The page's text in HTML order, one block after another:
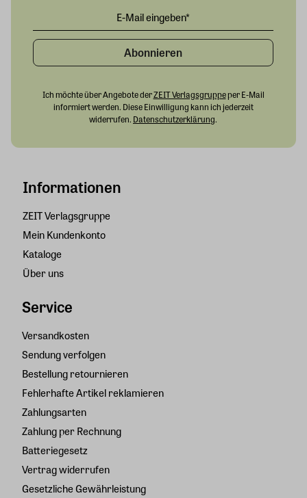
Informationen
ZEIT Verlagsgruppe
Mein Kundenkonto
Kataloge
Über uns
Service
Versandkosten
Sendung verfolgen
Bestellung retournieren
Fehlerhafte Artikel reklamieren
Zahlungsarten
Zahlung per Rechnung
Batteriegesetz
Vertrag widerrufen
Gesetzliche Gewährleistung
Abonnieren
Ich möchte über Angebote derZEIT Verlagsgruppeper E-Mail
informiert werden. Diese Einwilligung kann ich jederzeit
widerrufen. Datenschutzerklärung.